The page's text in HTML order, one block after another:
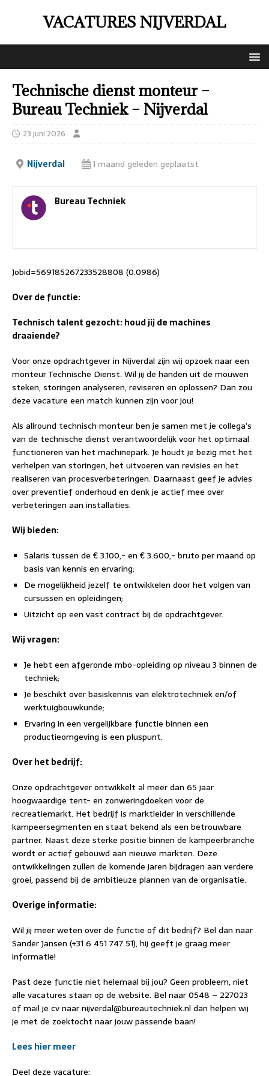
VACATURES NIJVERDAL
Technische dienst monteur –
Bureau Techniek – Nijverdal
23 juni 2026
Nijverdal 1 maand geleden geplaatst
Bureau Techniek
Jobid=569185267233528808 (0.0986)
Over de functie:
Technisch talent gezocht: houd jij de machines
draaiende?
Voor onze opdrachtgever in Nijverdal zijn wij opzoek naar een
monteur Technische Dienst. Wil jij de handen uit de mouwen
steken, storingen analyseren, reviseren en oplossen? Dan zou
deze vacature een match kunnen zijn voor jou!
Als allround technisch monteur ben je samen met je collega’s
van de technische dienst verantwoordelijk voor het optimaal
functioneren van het machinepark. Je houdt je bezig met het
verhelpen van storingen, het uitvoeren van revisies en het
realiseren van procesverbeteringen. Daarnaast geef je advies
over preventief onderhoud en denk je actief mee over
verbeteringen aan installaties.
Wij bieden:
Salaris tussen de € 3.100,- en € 3.600,- bruto per maand op
basis van kennis en ervaring;
De mogelijkheid jezelf te ontwikkelen door het volgen van
cursussen en opleidingen;
Uitzicht op een vast contract bij de opdrachtgever.
Wij vragen:
Je hebt een afgeronde mbo-opleiding op niveau 3 binnen de
techniek;
Je beschikt over basiskennis van elektrotechniek en/of
werktuigbouwkunde;
Ervaring in een vergelijkbare functie binnen een
productieomgeving is een pluspunt.
Over het bedrijf:
Onze opdrachtgever ontwikkelt al meer dan 65 jaar
hoogwaardige tent- en zonweringdoeken voor de
recreatiemarkt. Het bedrijf is marktleider in verschillende
kampeersegmenten en staat bekend als een betrouwbare
partner. Naast deze sterke positie binnen de kampeerbranche
wordt er actief gebouwd aan nieuwe markten. Deze
ontwikkelingen zullen de komende jaren bijdragen aan verdere
groei, passend bij de ambitieuze plannen van de organisatie.
Overige informatie:
Wil jij meer weten over de functie of dit bedrijf? Bel dan naar
Sander Jansen (+31 6 451 747 51), hij geeft je graag meer
informatie!
Past deze functie niet helemaal bij jou? Geen probleem, niet
alle vacatures staan op de website. Bel naar 0548 – 227023
of mail je cv naar nijverdal@bureautechniek.nl dan helpen wij
je met de zoektocht naar jouw passende baan!
Lees hier meer
Deel deze vacature: